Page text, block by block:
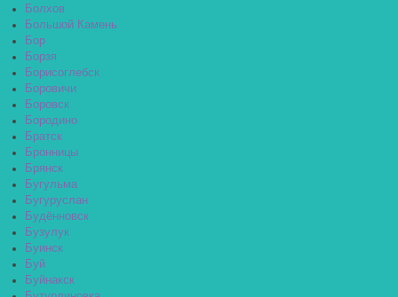
Болхов
Большой Камень
Бор
Борзя
Борисоглебск
Боровичи
Боровск
Бородино
Братск
Бронницы
Брянск
Бугульма
Бугуруслан
Будённовск
Бузулук
Буинск
Буй
Буйнакск